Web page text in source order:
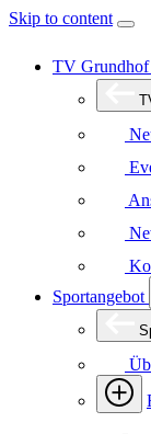
Skip to content
TV Grundhof
Sportangebot